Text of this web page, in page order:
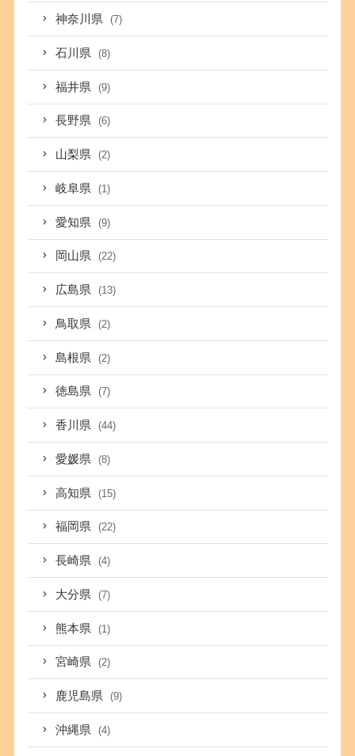
神奈川県 (7)
石川県 (8)
福井県 (9)
長野県 (6)
山梨県 (2)
岐阜県 (1)
愛知県 (9)
岡山県 (22)
広島県 (13)
鳥取県 (2)
島根県 (2)
徳島県 (7)
香川県 (44)
愛媛県 (8)
高知県 (15)
福岡県 (22)
長崎県 (4)
大分県 (7)
熊本県 (1)
宮崎県 (2)
鹿児島県 (9)
沖縄県 (4)